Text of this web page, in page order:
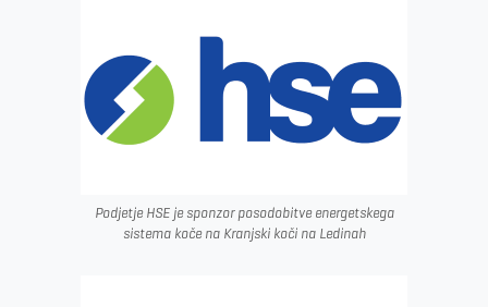
Podjetje HSE je sponzor posodobitve energetskega
sistema koče na Kranjski koči na Ledinah